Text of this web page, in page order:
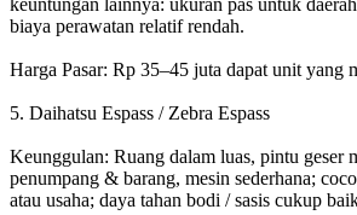
biaya perawatan relatif rendah.
Harga Pasar: Rp 35–45 juta dapat unit yang
5. Daihatsu Espass / Zebra Espass
Keunggulan: Ruang dalam luas, pintu geser
penumpang & barang, mesin sederhana;
atau usaha; daya tahan bodi / sasis cukup